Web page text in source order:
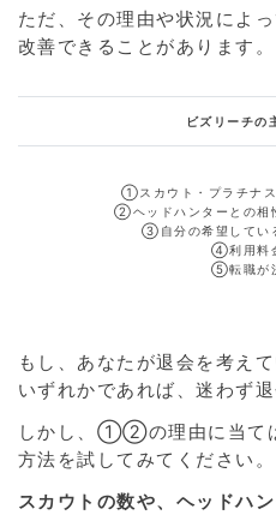
ただ、その理由や状況によ
改善できることがあります。
ビズリーチの
①スカウト・プラチナ
②ヘッドハンターとの相
③ 自分の希望してい
④利用料
⑤転職が
もし、あなたが退会を考
いずれかであれば、迷わず
しかし、①②の理由に当て
方法を試してみてください。
スカウトの数や、ヘッドハ